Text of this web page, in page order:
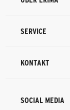
SERVICE
KONTAKT
SOCIAL MEDIA